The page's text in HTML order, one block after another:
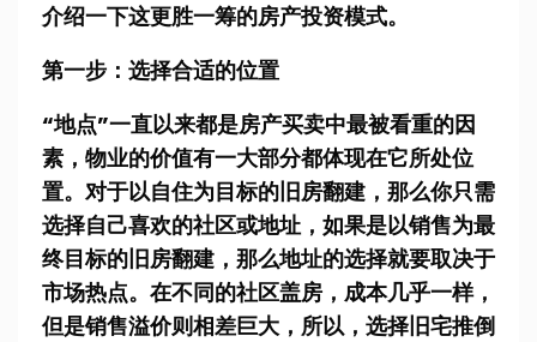
介绍一下这更胜一筹的房产投资模式。
第一步：选择合适的位置
“地点”一直以来都是房产买卖中最被看重的因
素，物业的价值有一大部分都体现在它所处位
置。对于以自住为目标的旧房翻建，那么你只需
选择自己喜欢的社区或地址，如果是以销售为最
终目标的旧房翻建，那么地址的选择就要取决于
市场热点。在不同的社区盖房，成本几乎一样，
但是销售溢价则相差巨大，所以，选择旧宅推倒